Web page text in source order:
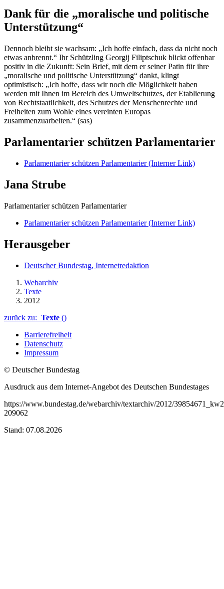
Dank für die „moralische und politische
Unterstützung“
Dennoch bleibt sie wachsam: „Ich hoffe einfach, dass da nicht noch
etwas anbrennt.“ Ihr Schützling Georgij Filiptschuk blickt offenbar
positiv in die Zukunft: Sein Brief, mit dem er seiner Patin für ihre
„moralische und politische Unterstützung“ dankt, klingt
optimistisch: „Ich hoffe, dass wir noch die Möglichkeit haben
werden mit Ihnen im Bereich des Umweltschutzes, der Etablierung
von Rechtstaatlichkeit, des Schutzes der Menschenrechte und
Freiheiten zum Wohle eines vereinten Europas
zusammenzuarbeiten.“ (sas)
Parlamentarier schützen Parlamentarier
Parlamentarier schützen Parlamentarier(Interner Link)
Jana Strube
Parlamentarier schützen Parlamentarier
Parlamentarier schützen Parlamentarier(Interner Link)
Herausgeber
Deutscher Bundestag, Internetredaktion
Webarchiv
Texte
2012
zurück zu: Texte ()
Barrierefreiheit
Datenschutz
Impressum
© Deutscher Bundestag
Ausdruck aus dem Internet-Angebot des Deutschen Bundestages
https://www.bundestag.de/webarchiv/textarchiv/2012/
209062
Stand: 07.08.2026